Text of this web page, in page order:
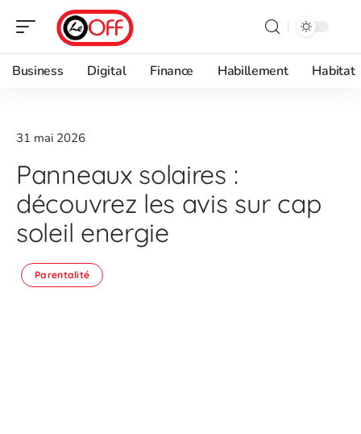
Business Digital Finance Habillement Habitat
31 mai 2026
Panneaux solaires :
découvrez les avis sur cap
soleil energie
Parentalité